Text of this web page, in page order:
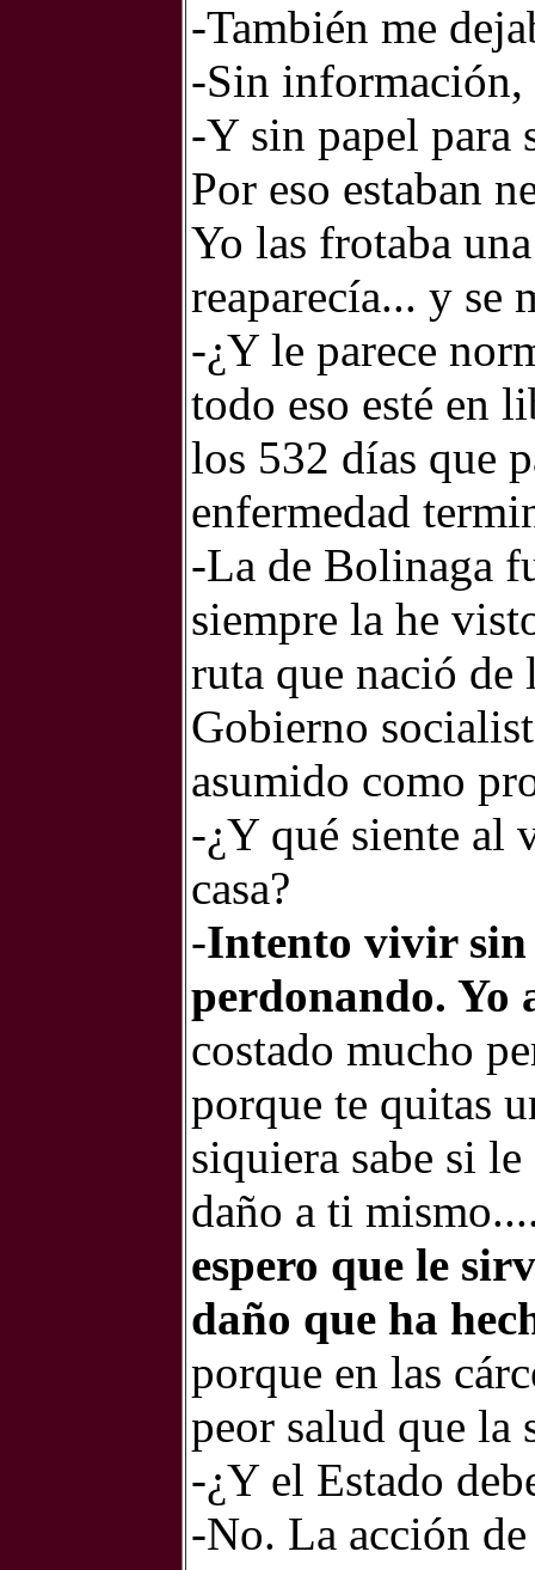
-También me
-Sin información,
-Y sin papel para
Por eso estaban
Yo las frotaba
reaparecía... y se
-¿Y le parece
todo eso esté en
los 532 días que
enfermedad
-La de Bolinaga
siempre la he
ruta que nació
Gobierno
asumido como
-¿Y qué siente al
casa?
-Intento vivir sin
perdonando. Yo
costado mucho
porque te quitas
siquiera sabe si
daño a ti
espero que le
daño que ha
porque en las
peor salud que la
-¿Y el Estado
-No. La acción